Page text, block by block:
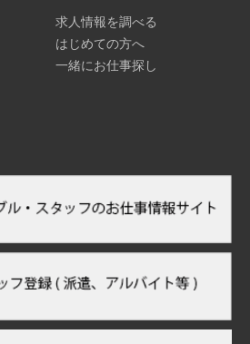
求人情報を調べる
はじめての方へ
一緒にお仕事探し